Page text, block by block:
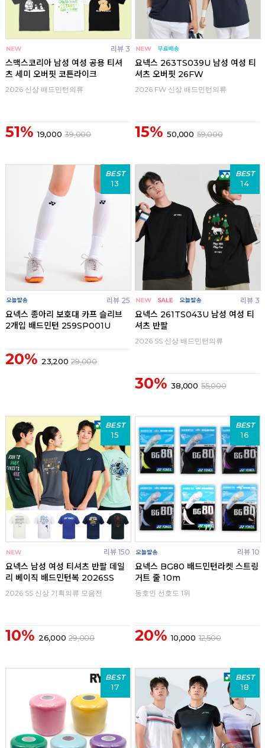
리뷰 3
스맥스코리아 남성 여성 공용 티셔
츠 세미 오버핏 코튼라이크
2026 신상 배드민턴의류
51% 19,000 39,000
요넥스 263TS039U 남성 여성 티
셔츠 오버핏 26FW
2026 FW 신상 배드민턴의류
15% 50,000 59,000
BEST
13
리뷰 25
요넥스 종아리 보호대 카프 슬리브
2개입 배드민턴 259SP001U
20% 23,200 29,000
BEST
14
리뷰 3
요넥스 261TS043U 남성 여성 티
셔츠 반팔
2026 SS 신상 배드민턴의류
30% 38,000 55,000
BEST
15
리뷰 150
요넥스 남성 여성 티셔츠 반팔 데일
리 베이직 배드민턴복 2026SS
2026 SS 신상 기획의류 모음전
10% 26,000 29,000
BEST
16
리뷰 10
요넥스 BG80 배드민턴라켓 스트링
거트 줄 10m
동호인 선호도 1위
20% 10,000 12,500
BEST
17
BEST
18